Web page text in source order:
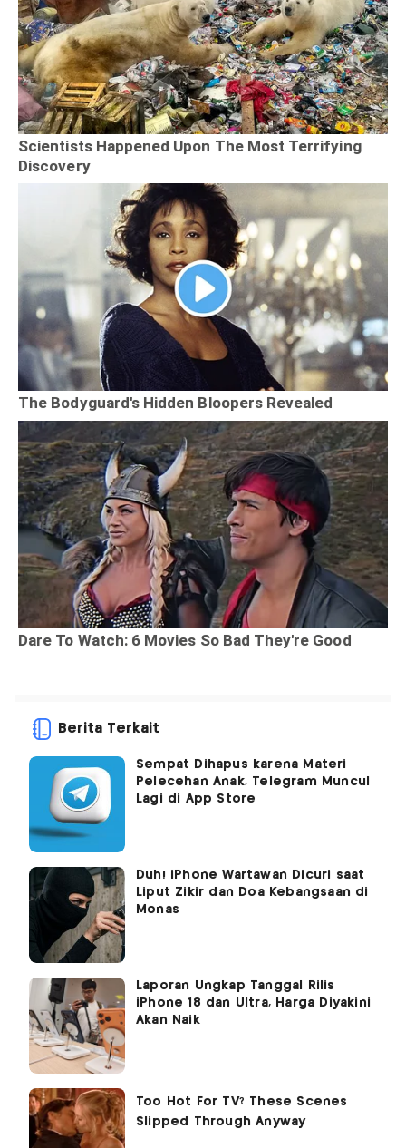
Berita Terkait
Sempat Dihapus karena Materi
Pelecehan Anak, Telegram Muncul
Lagi di App Store
Duh! iPhone Wartawan Dicuri saat
Liput Zikir dan Doa Kebangsaan di
Monas
Laporan Ungkap Tanggal Rilis
iPhone 18 dan Ultra, Harga Diyakini
Akan Naik